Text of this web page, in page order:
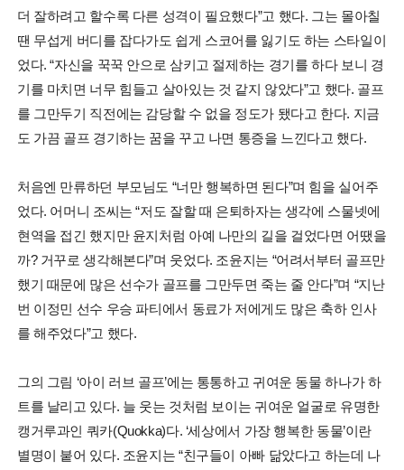
더 잘하려고 할수록 다른 성격이 필요했다”고 했다. 그는 몰아칠
땐 무섭게 버디를 잡다가도 쉽게 스코어를 잃기도 하는 스타일이
었다. “자신을 꾹꾹 안으로 삼키고 절제하는 경기를 하다 보니 경
기를 마치면 너무 힘들고 살아있는 것 같지 않았다”고 했다. 골프
를 그만두기 직전에는 감당할 수 없을 정도가 됐다고 한다. 지금
도 가끔 골프 경기하는 꿈을 꾸고 나면 통증을 느낀다고 했다.
처음엔 만류하던 부모님도 “너만 행복하면 된다”며 힘을 실어주
었다. 어머니 조씨는 “저도 잘할 때 은퇴하자는 생각에 스물넷에
현역을 접긴 했지만 윤지처럼 아예 나만의 길을 걸었다면 어땠을
까? 거꾸로 생각해본다”며 웃었다. 조윤지는 “어려서부터 골프만
했기 때문에 많은 선수가 골프를 그만두면 죽는 줄 안다”며 “지난
번 이정민 선수 우승 파티에서 동료가 저에게도 많은 축하 인사
를 해주었다”고 했다.
그의 그림 ‘아이 러브 골프’에는 통통하고 귀여운 동물 하나가 하
트를 날리고 있다. 늘 웃는 것처럼 보이는 귀여운 얼굴로 유명한
캥거루과인 쿼카(Quokka)다. ‘세상에서 가장 행복한 동물’이란
별명이 붙어 있다. 조윤지는 “친구들이 아빠 닮았다고 하는데 나